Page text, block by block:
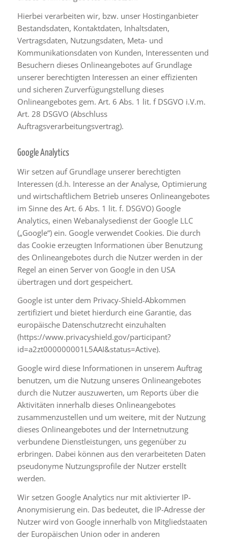
Hierbei verarbeiten wir, bzw. unser Hostinganbieter
Bestandsdaten, Kontaktdaten, Inhaltsdaten,
Vertragsdaten, Nutzungsdaten, Meta- und
Kommunikationsdaten von Kunden, Interessenten und
Besuchern dieses Onlineangebotes auf Grundlage
unserer berechtigten Interessen an einer effizienten
und sicheren Zurverfügungstellung dieses
Onlineangebotes gem. Art. 6 Abs. 1 lit. f DSGVO i.V.m.
Art. 28 DSGVO (Abschluss
Auftragsverarbeitungsvertrag).
Google Analytics
Wir setzen auf Grundlage unserer berechtigten
Interessen (d.h. Interesse an der Analyse, Optimierung
und wirtschaftlichem Betrieb unseres Onlineangebotes
im Sinne des Art. 6 Abs. 1 lit. f. DSGVO) Google
Analytics, einen Webanalysedienst der Google LLC
(„Google“) ein. Google verwendet Cookies. Die durch
das Cookie erzeugten Informationen über Benutzung
des Onlineangebotes durch die Nutzer werden in der
Regel an einen Server von Google in den USA
übertragen und dort gespeichert.
Google ist unter dem Privacy-Shield-Abkommen
zertifiziert und bietet hierdurch eine Garantie, das
europäische Datenschutzrecht einzuhalten
(https://www.privacyshield.gov/participant?
id=a2zt000000001L5AAI&status=Active).
Google wird diese Informationen in unserem Auftrag
benutzen, um die Nutzung unseres Onlineangebotes
durch die Nutzer auszuwerten, um Reports über die
Aktivitäten innerhalb dieses Onlineangebotes
zusammenzustellen und um weitere, mit der Nutzung
dieses Onlineangebotes und der Internetnutzung
verbundene Dienstleistungen, uns gegenüber zu
erbringen. Dabei können aus den verarbeiteten Daten
pseudonyme Nutzungsprofile der Nutzer erstellt
werden.
Wir setzen Google Analytics nur mit aktivierter IP-
Anonymisierung ein. Das bedeutet, die IP-Adresse der
Nutzer wird von Google innerhalb von Mitgliedstaaten
der Europäischen Union oder in anderen